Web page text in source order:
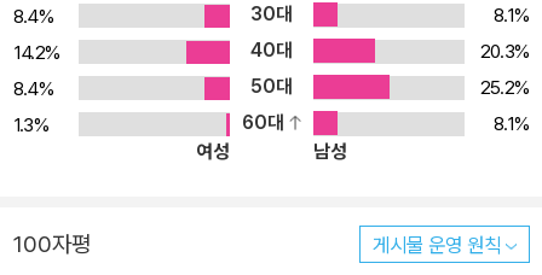
빛들로 구성되어 있는 것인지, 프리즘의 유리가 백색인 햇빛을 변질
시켜 색깔을 만들어 낸 것인지를 놓고 오랫동안 논쟁해 왔다. 뉴턴은
2개의 프리즘을 역으로 배치한 후에 첫 번째 프리즘으로 분리된 무지
갯빛들이 두 번째 프리즘을 통과해 합쳐지면서 다시 백색광으로 바뀌
는 것을 실험으로 확인했다. 이로써 햇빛은 연속적인 다양한 색깔들
종류의 검출기를 이용해 전자기파의 광범위한 파장 영역을 모두 검출
8.4%
30대
8.1%
14.2%
40대
20.3%
8.4%
50대
25.2%
1.3%
60대
8.1%
여성
남성
100자평 게시물 운영 원칙